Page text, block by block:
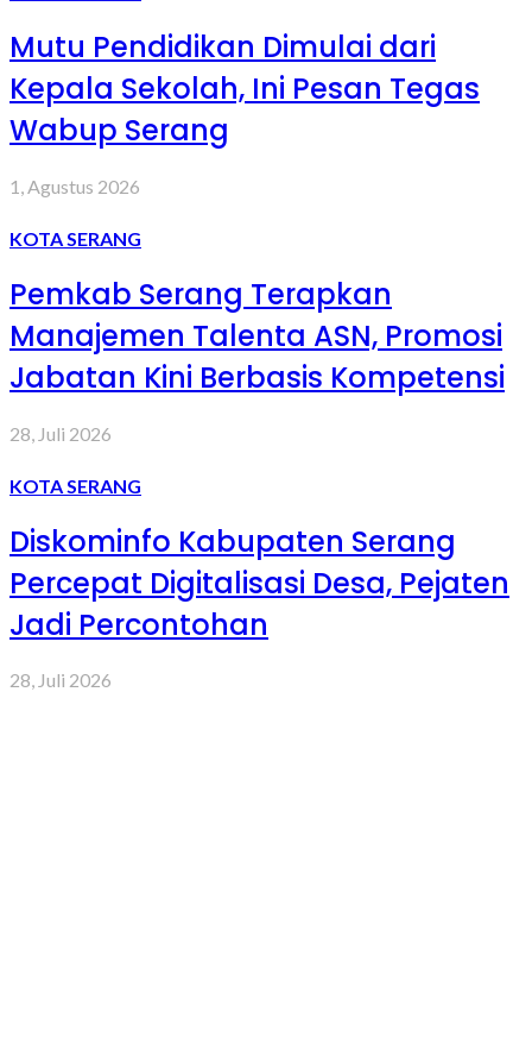
Mutu Pendidikan Dimulai dari
Kepala Sekolah, Ini Pesan Tegas
Wabup Serang
1, Agustus 2026
KOTA SERANG
Pemkab Serang Terapkan
Manajemen Talenta ASN, Promosi
Jabatan Kini Berbasis Kompetensi
28, Juli 2026
KOTA SERANG
Diskominfo Kabupaten Serang
Percepat Digitalisasi Desa, Pejaten
Jadi Percontohan
28, Juli 2026